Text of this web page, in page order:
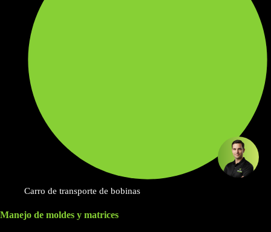
Carro de transporte de bobinas
Manejo de moldes y matrices